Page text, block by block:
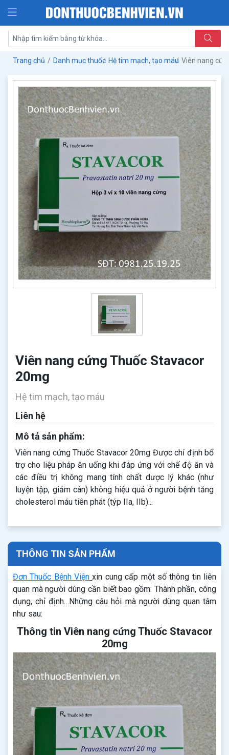
Trang chủ Danh mục thuốc Hệ tim mạch, tạo máu Viên nang
Viên nang cứng Thuốc Stavacor
20mg
Hệ tim mạch, tạo máu
Liên hệ
Mô tả sản phẩm:
Viên nang cứng Thuốc Stavacor 20mg Được chỉ định bổ
trợ cho liệu pháp ăn uống khi đáp ứng với chế độ ăn và
các điều trị không mang tính chất dược lý khác (như
luyện tập, giảm cân) không hiệu quả ở người bệnh tăng
cholesterol máu tiên phát (týp IIa, IIb)...
THÔNG TIN SẢN PHẨM
Đơn Thuốc Bệnh Viện xin cung cấp một số thông tin liên
quan mà người dùng cần biết bao gồm: Thành phần, công
dụng, chỉ định…Những câu hỏi mà người dùng quan tâm
như sau:
Thông tin Viên nang cứng Thuốc Stavacor
20mg